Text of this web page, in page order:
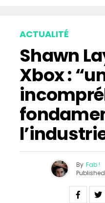
ACTUALITÉ
Shawn
Xbox :
By Fab !
Published